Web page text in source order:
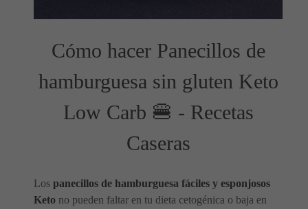
Cómo hacer Panecillos de
hamburguesa sin gluten Keto
Low Carb 🍔 - Recetas
Caseras
Los panecillos de hamburguesa fáciles y esponjosos
Keto no pueden faltar en tu dieta cetogénica o baja en